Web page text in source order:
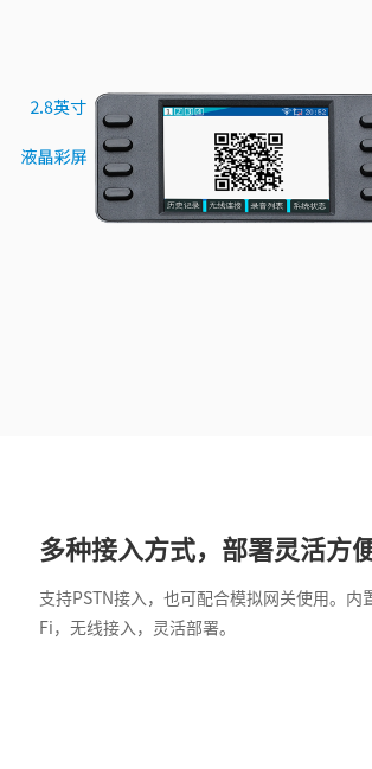
多种接入方式，部署灵活方
支持PSTN接入，也可配合模拟网关使用。内
Fi，无线接入，灵活部署。